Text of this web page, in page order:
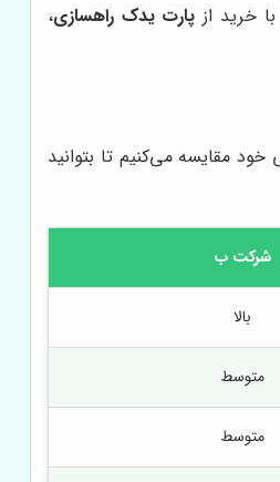
خرید از پارت یدک راهسازی،
خود مقایسه می‌کنیم تا بتوانید
شرکت ب
بالا
متوسط
متوسط